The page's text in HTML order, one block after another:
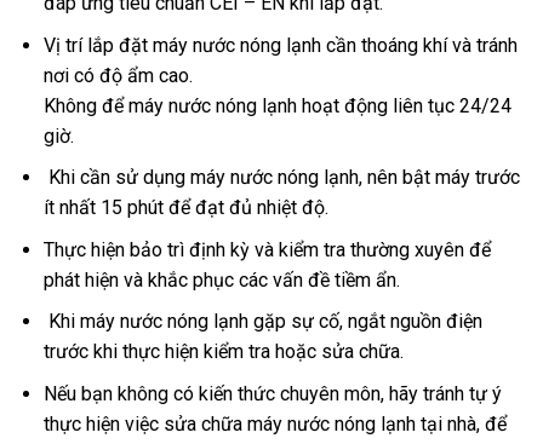
Vị trí lắp đặt máy nước nóng lạnh cần thoáng khí và tránh
nơi có độ ẩm cao.
Không để máy nước nóng lạnh hoạt động liên tục 24/24
giờ.
Khi cần sử dụng máy nước nóng lạnh, nên bật máy trước
ít nhất 15 phút để đạt đủ nhiệt độ.
Thực hiện bảo trì định kỳ và kiểm tra thường xuyên để
phát hiện và khắc phục các vấn đề tiềm ẩn.
Khi máy nước nóng lạnh gặp sự cố, ngắt nguồn điện
trước khi thực hiện kiểm tra hoặc sửa chữa.
Nếu bạn không có kiến thức chuyên môn, hãy tránh tự ý
thực hiện việc sửa chữa máy nước nóng lạnh tại nhà, để